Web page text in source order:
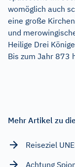
womöglich auch
eine große
und
Heilige Drei
Bis zum Jahr 873
Mehr Artikel zu
Reiseziel
Achtung